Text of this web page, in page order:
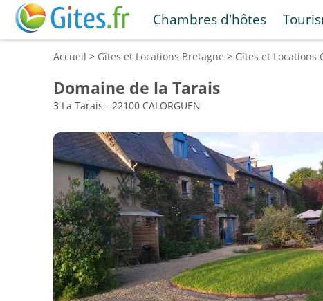
Chambres d'hôtes
Accueil > Gîtes et Locations Bretagne > Gîtes et Locations
Domaine de la Tarais
3 La Tarais - 22100 CALORGUEN